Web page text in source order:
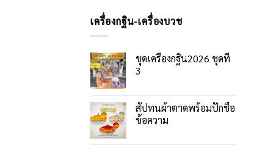
เครื่องกฐิน-เครื่องบวช
ชุดเครื่องกฐิน2026 ชุดที่
3
สัปทนผ้าตาดพร้อมปักชื่อ
ข้อความ